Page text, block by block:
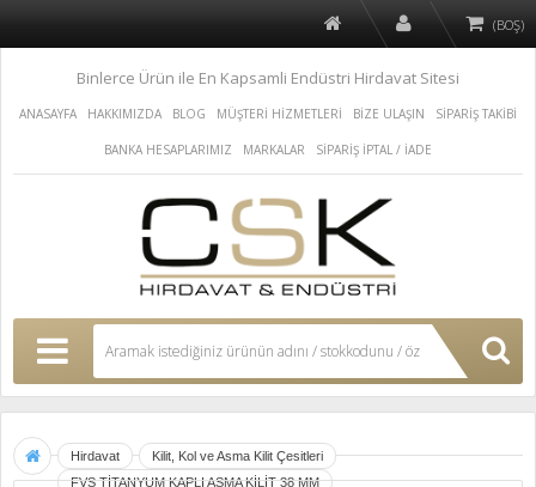
(BOŞ)
Binlerce Ürün ile En Kapsamli Endüstri Hirdavat Sitesi
ANASAYFA HAKKIMIZDA BLOG MÜŞTERİ HİZMETLERİ BİZE ULAŞIN SİPARİŞ TAKİBİ
BANKA HESAPLARIMIZ MARKALAR SİPARİŞ İPTAL / İADE
Hirdavat
Kilit, Kol ve Asma Kilit Çesitleri
FVS TİTANYUM KAPLI ASMA KİLİT 38 MM